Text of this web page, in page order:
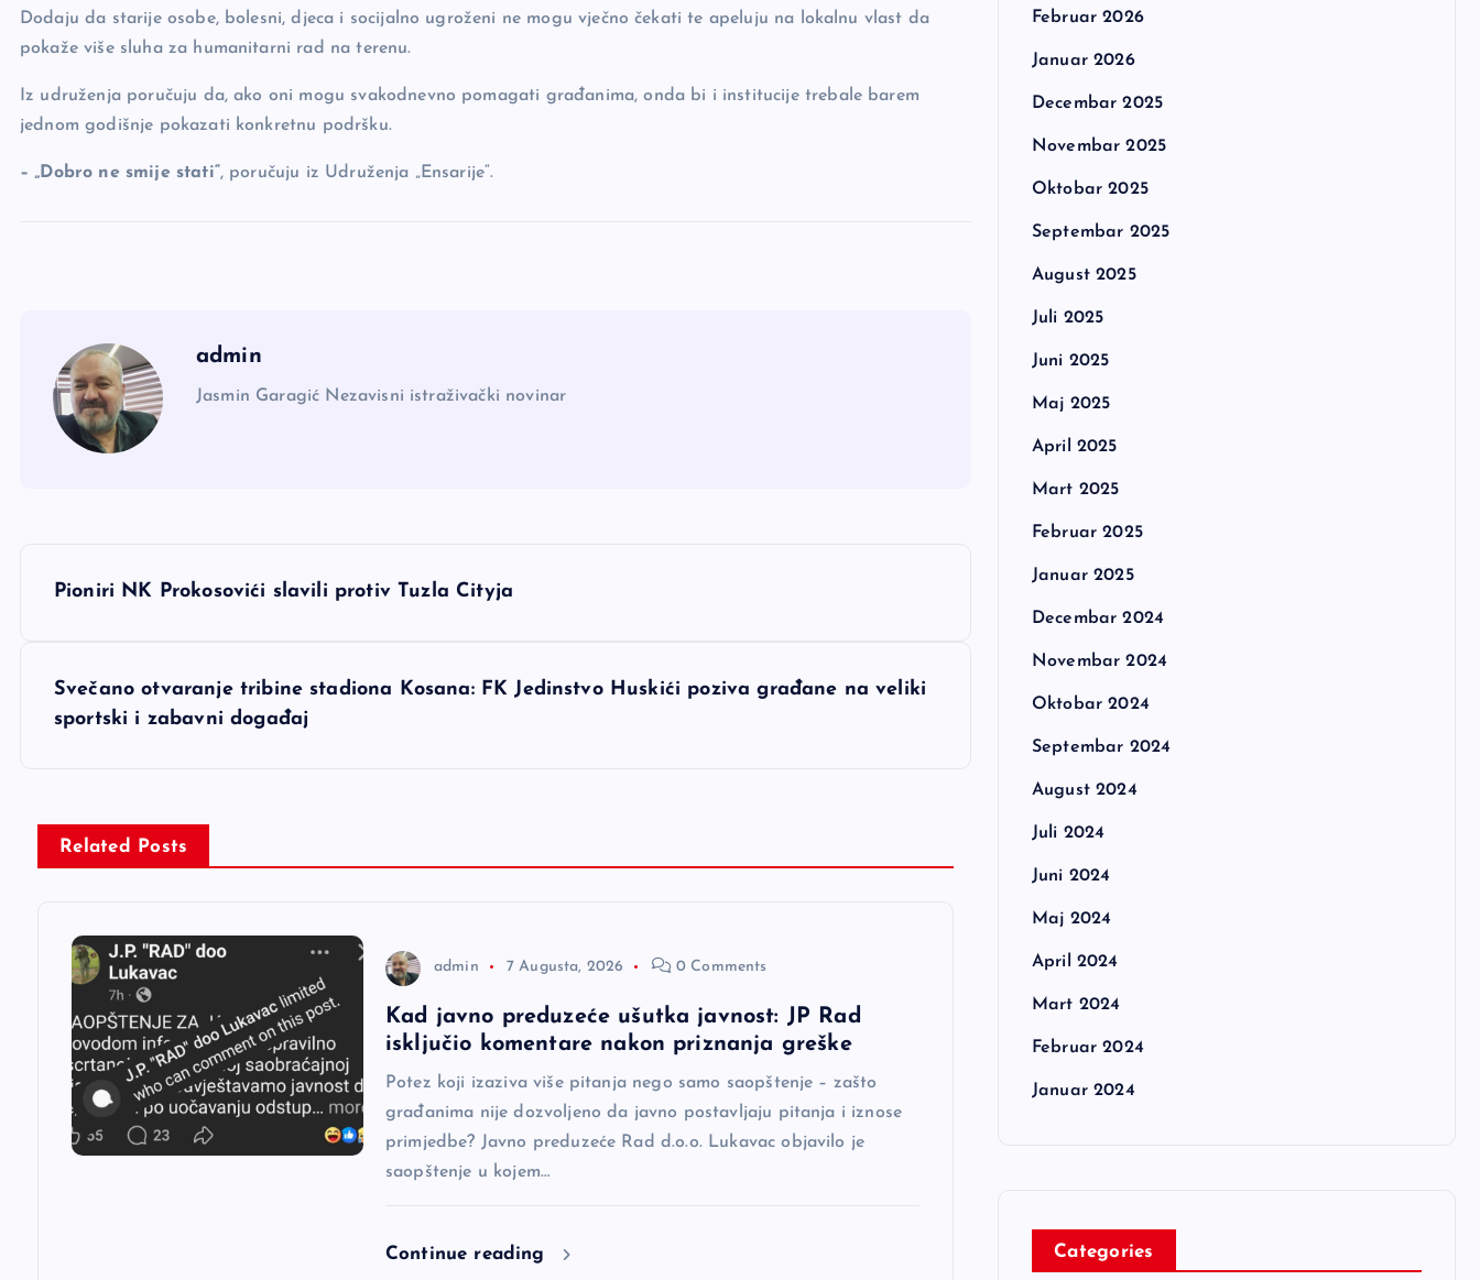
Dodaju da starije osobe, bolesni, djeca i socijalno ugroženi ne mogu vječno čekati te apeluju na lokalnu vlast da
pokaže više sluha za humanitarni rad na terenu.
Iz udruženja poručuju da, ako oni mogu svakodnevno pomagati građanima, onda bi i institucije trebale barem
jednom godišnje pokazati konkretnu podršku.
– „Dobro ne smije stati“, poručuju iz Udruženja „Ensarije“.
admin
Jasmin Garagić Nezavisni istraživački novinar
N
g
a
Pioniri NK Prokosovići slavili protiv Tuzla Cityja
Svečano otvaranje tribine stadiona Kosana: FK Jedinstvo Huskići poziva građane na veliki
sportski i zabavni događaj
Related Posts
admin 7 Augusta, 2026 0 Comments
Kad javno preduzeće ušutka javnost: JP Rad
isključio komentare nakon priznanja greške
Potez koji izaziva više pitanja nego samo saopštenje – zašto
građanima nije dozvoljeno da javno postavljaju pitanja i iznose
primjedbe? Javno preduzeće Rad d.o.o. Lukavac objavilo je
saopštenje u kojem…
Continue reading
Februar 2026
Januar 2026
Decembar 2025
Novembar 2025
Oktobar 2025
Septembar 2025
August 2025
Juli 2025
Juni 2025
Maj 2025
April 2025
Mart 2025
Februar 2025
Januar 2025
Decembar 2024
Novembar 2024
Oktobar 2024
Septembar 2024
August 2024
Juli 2024
Juni 2024
Maj 2024
April 2024
Mart 2024
Februar 2024
Januar 2024
Categories